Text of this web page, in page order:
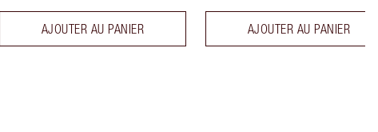
AJOUTER AU PANIER AJOUTER AU PANIER